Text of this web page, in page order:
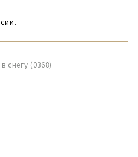
снегу (0368)